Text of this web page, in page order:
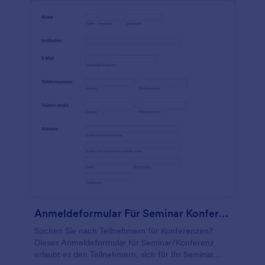
Anmeldeformular Für Seminar Konferenz
Suchen Sie nach Teilnehmern für Konferenzen?
Dieses Anmeldeformular für Seminar/Konferenz
erlaubt es den Teilnehmern, sich für Ihr Seminar